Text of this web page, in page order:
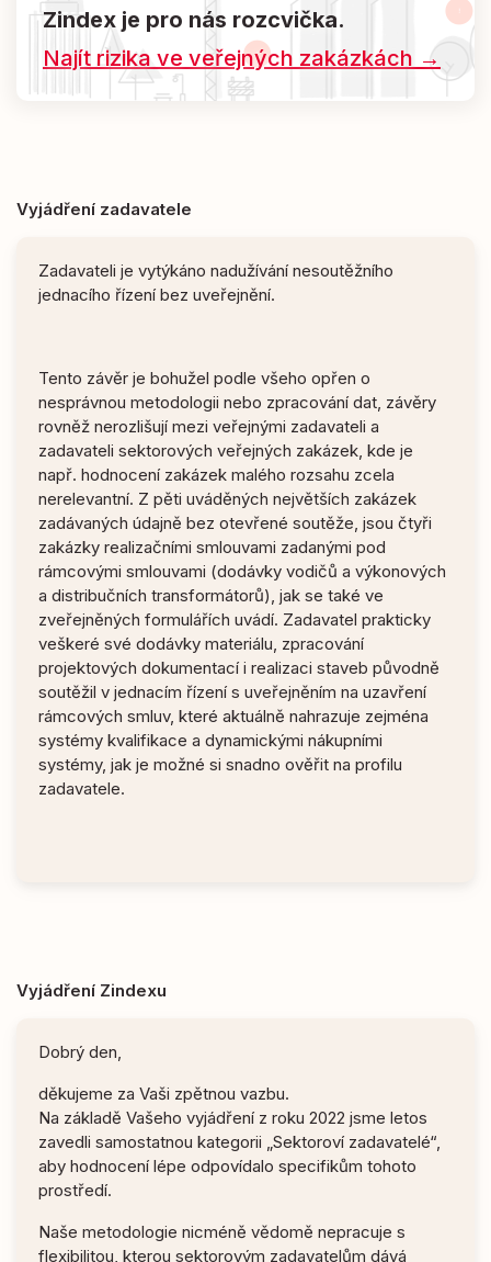
Zindex je pro nás rozcvička.
Najít rizika ve veřejných zakázkách →
Vyjádření zadavatele
Zadavateli je vytýkáno nadužívání nesoutěžního
jednacího řízení bez uveřejnění.
Tento závěr je bohužel podle všeho opřen o
nesprávnou metodologii nebo zpracování dat, závěry
rovněž nerozlišují mezi veřejnými zadavateli a
zadavateli sektorových veřejných zakázek, kde je
např. hodnocení zakázek malého rozsahu zcela
nerelevantní. Z pěti uváděných největších zakázek
zadávaných údajně bez otevřené soutěže, jsou čtyři
zakázky realizačními smlouvami zadanými pod
rámcovými smlouvami (dodávky vodičů a výkonových
a distribučních transformátorů), jak se také ve
zveřejněných formulářích uvádí. Zadavatel prakticky
veškeré své dodávky materiálu, zpracování
projektových dokumentací i realizaci staveb původně
soutěžil v jednacím řízení s uveřejněním na uzavření
rámcových smluv, které aktuálně nahrazuje zejména
systémy kvalifikace a dynamickými nákupními
systémy, jak je možné si snadno ověřit na profilu
zadavatele.
Vyjádření Zindexu
Dobrý den,
děkujeme za Vaši zpětnou vazbu.
Na základě Vašeho vyjádření z roku 2022 jsme letos
zavedli samostatnou kategorii „Sektoroví zadavatelé“,
aby hodnocení lépe odpovídalo specifikům tohoto
prostředí.
Naše metodologie nicméně vědomě nepracuje s
flexibilitou, kterou sektorovým zadavatelům dává